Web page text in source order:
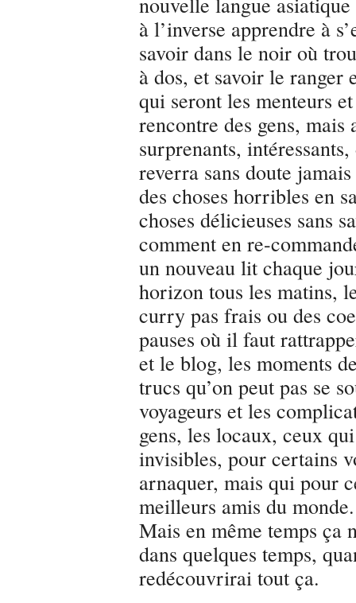
à l’inverse apprendre à
savoir dans le noir où
à dos, et savoir le ranger
qui seront les menteurs
rencontre des gens, mais
surprenants,
reverra sans doute
des choses horribles en
choses délicieuses sans
comment en re-
un nouveau lit chaque
horizon tous les matins,
curry pas frais ou des
pauses où il faut
et le blog, les moments
trucs qu’on peut pas se
voyageurs et les
gens, les locaux, ceux
invisibles, pour certains
arnaquer, mais qui pour
meilleurs amis du
Mais en même temps ça
dans quelques temps,
redécouvrirai tout ça.